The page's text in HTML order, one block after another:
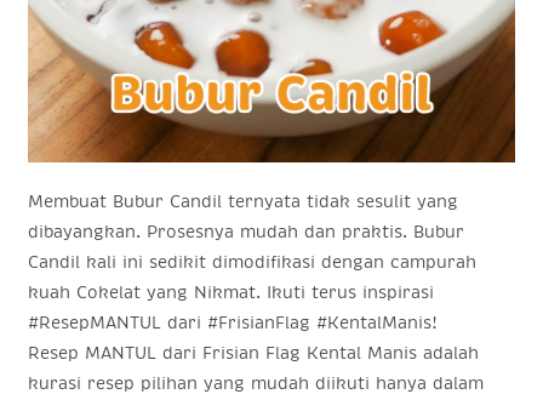
Membuat Bubur Candil ternyata tidak sesulit yang
dibayangkan. Prosesnya mudah dan praktis. Bubur
Candil kali ini sedikit dimodifikasi dengan campurah
kuah Cokelat yang Nikmat. Ikuti terus inspirasi
#ResepMANTUL dari #FrisianFlag #KentalManis!
Resep MANTUL dari Frisian Flag Kental Manis adalah
kurasi resep pilihan yang mudah diikuti hanya dalam